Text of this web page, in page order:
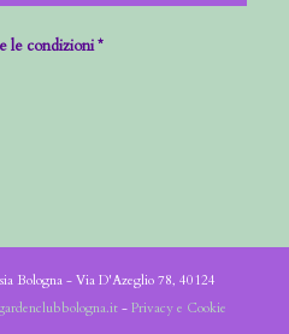
le condizioni *
Bologna - Via D'Azeglio 78, 40124
- Privacy e Cookie